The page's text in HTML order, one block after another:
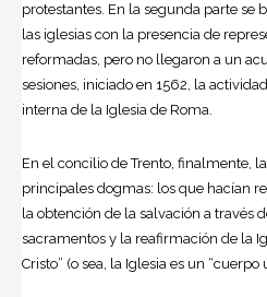
protestantes. En la segunda parte se
las iglesias con la presencia de
reformadas, pero no llegaron a un
sesiones, iniciado en 1562, la
interna de la Iglesia de Roma.
En el concilio de Trento, finalmente,
principales dogmas: los que hacían
la obtención de la salvación a través
sacramentos y la reafirmación de la
Cristo” (o sea, la Iglesia es un “cuerpo